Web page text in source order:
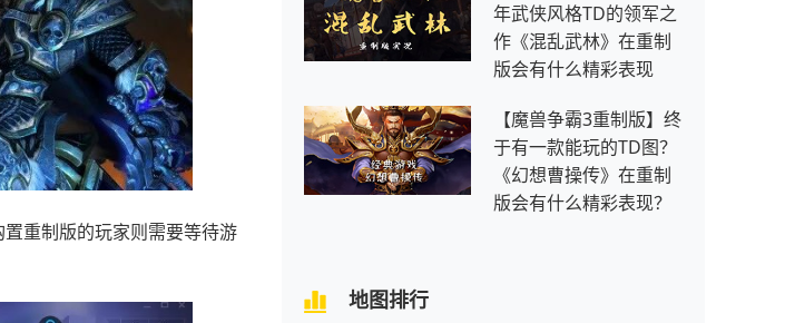
重制版的玩家则需要等待游
年武侠风格TD的领军之
作《混乱武林》在重制
版会有什么精彩表现
【魔兽争霸3重制版】终
于有一款能玩的TD图？
《幻想曹操传》在重制
版会有什么精彩表现？
地图排行